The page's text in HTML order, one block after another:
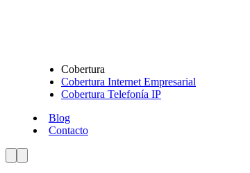
Cobertura
Cobertura Internet Empresarial
Cobertura Telefonía IP
Blog
Contacto